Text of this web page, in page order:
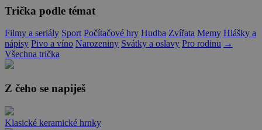
Trička podle témat
Filmy a seriály Sport Počítačové hry Hudba Zvířata Memy Hlášky a
nápisy Pivo a víno Narozeniny Svátky a oslavy Pro rodinu →
Všechna trička
Z čeho se napiješ
Klasické keramické hrnky